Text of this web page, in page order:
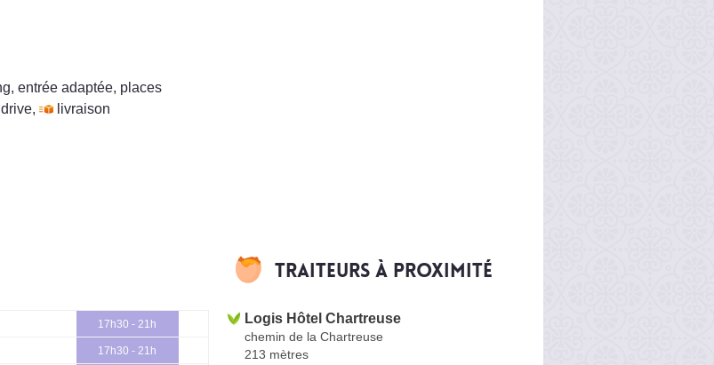
entrée adaptée, places
,
livraison
17h30 - 21h
17h30 - 21h
Traiteurs à proximité
Logis Hôtel Chartreuse
chemin de la Chartreuse
213 mètres